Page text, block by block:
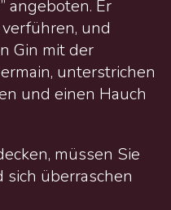
angeboten. Er
und
Gin mit der
unterstrichen
und einen Hauch
müssen Sie
überraschen